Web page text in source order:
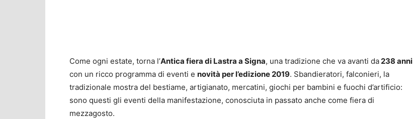
Come ogni estate, torna l’Antica fiera di Lastra a Signa, una tradizione che va avanti da238 anni
con un ricco programma di eventi e novità per l’edizione 2019. Sbandieratori, falconieri, la
tradizionale mostra del bestiame, artigianato, mercatini, giochi per bambini e fuochi d’artificio:
sono questi gli eventi della manifestazione, conosciuta in passato anche come fiera di
mezzagosto.